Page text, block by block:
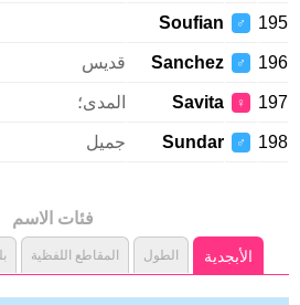
♂
Soufian
♂
Sanchez قديس
♀
Savita المدى؛
♂
Sundar جميل
فئات الاسم
الأبجدية الطول المقاطع اللفظية بلدان